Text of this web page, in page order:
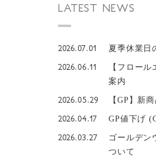
LATEST NEWS
2026.07.01 夏季休業日
2026.06.11
【フロー
案内
2026.05.29 【GP】新
2026.04.17 GP値下げ
2026.03.27
ゴールデン
ついて